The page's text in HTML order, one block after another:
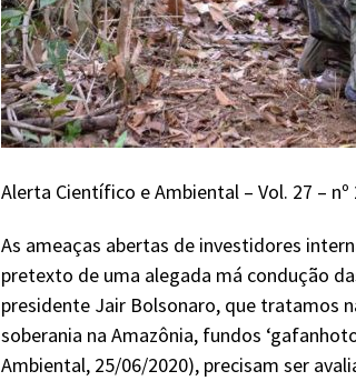
Alerta Científico e Ambiental – Vol. 27 – nº
As ameaças abertas de investidores
pretexto de uma alegada má condução
presidente Jair Bolsonaro, que tratamos
soberania na Amazônia, fundos
Ambiental, 25/06/2020), precisam ser